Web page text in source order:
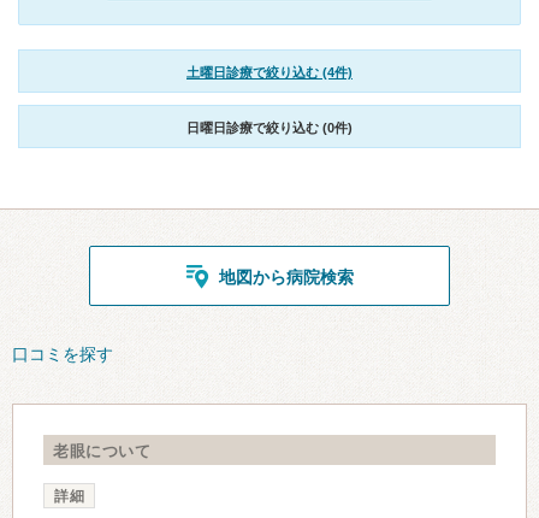
土曜日診療で絞り込む (4件)
日曜日診療で絞り込む (0件)
地図から病院検索
口コミを探す
老眼について
詳細